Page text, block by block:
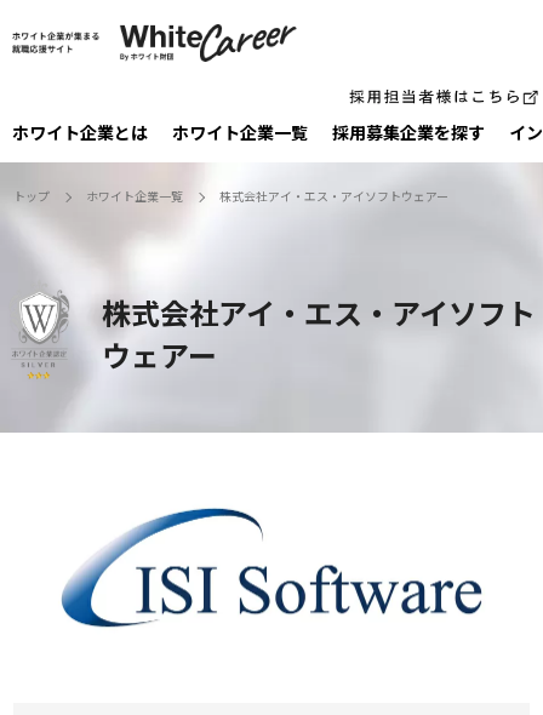
ホワイト企業とは ホワイト企業一覧 採⽤募集企業を探す イ
トップ ホワイト企業一覧 株式会社アイ・エス・アイソフトウェアー
株式会社アイ・エス・アイソフト
ウェアー